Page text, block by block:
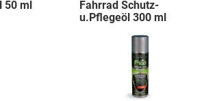
50 ml
Fahrrad Schutz-
u.Pflegeöl 300 ml